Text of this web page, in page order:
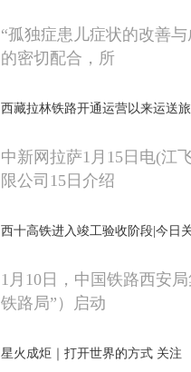
“孤独症患儿症状的改善
的密切配合，所
西藏拉林铁路开通运营以来运送
中新网拉萨1月15日电(江
限公司15日介绍
西十高铁进入竣工验收阶段|今日
1月10日，中国铁路西安
铁路局”）启动
星火成炬｜打开世界的方式 关注